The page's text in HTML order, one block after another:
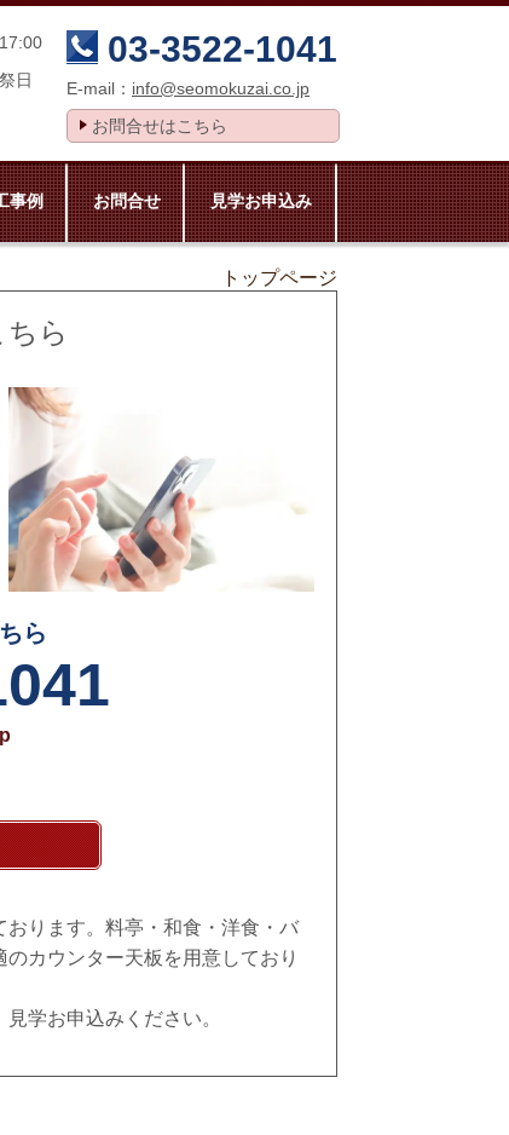
日
03-3522-1041
E-mail： info@seomokuzai.co.jp
お問合せはこちら
事例 お問合せ 見学お申込み
トップページ
ら
ら
ります。料亭・和食・洋食・バ
カウンター天板を用意しており
学お申込みください。